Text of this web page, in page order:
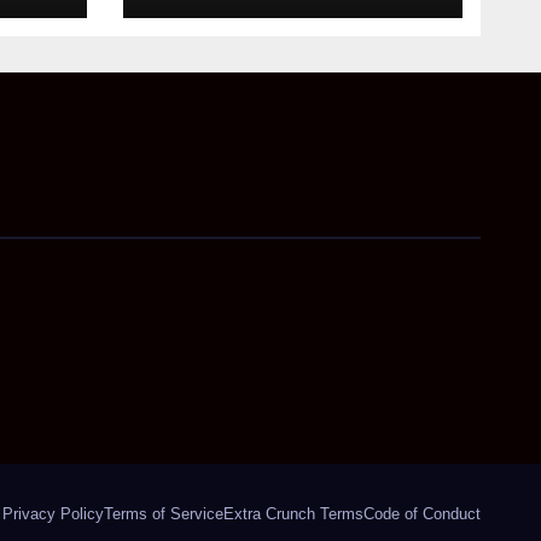
अहम निर्देश
Privacy PolicyTerms of ServiceExtra Crunch TermsCode of Conduct